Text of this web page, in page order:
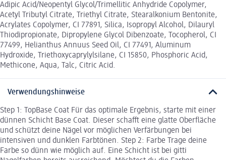
Adipic Acid/Neopentyl Glycol/Trimellitic Anhydride Copolymer,
Acetyl Tributyl Citrate, Triethyl Citrate, Stearalkonium Bentonite,
Acrylates Copolymer, CI 77891, Silica, Isopropyl Alcohol, Dilauryl
Thiodipropionate, Dipropylene Glycol Dibenzoate, Tocopherol, CI
77499, Helianthus Annuus Seed Oil, CI 77491, Aluminum
Hydroxide, Triethoxycaprylylsilane, CI 15850, Phosphoric Acid,
Methicone, Aqua, Talc, Citric Acid.
Verwendungshinweise
Step 1: TopBase Coat Für das optimale Ergebnis, starte mit einer
dünnen Schicht Base Coat. Dieser schafft eine glatte Oberfläche
und schützt deine Nägel vor möglichen Verfärbungen bei
intensiven und dunklen Farbtönen. Step 2: Farbe Trage deine
Farbe so dünn wie möglich auf. Eine Schicht ist bei gitti